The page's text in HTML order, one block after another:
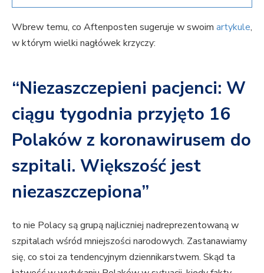
Wbrew temu, co Aftenposten sugeruje w swoim artykule,
w którym wielki nagłówek krzyczy:
“Niezaszczepieni pacjenci: W
ciągu tygodnia przyjęto 16
Polaków z koronawirusem do
szpitali. Większość jest
niezaszczepiona”
to nie Polacy są grupą najliczniej nadreprezentowaną w
szpitalach wśród mniejszości narodowych. Zastanawiamy
się, co stoi za tendencyjnym dziennikarstwem. Skąd ta